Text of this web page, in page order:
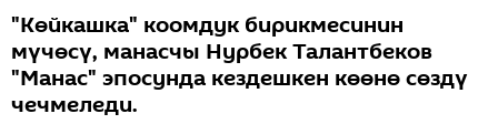
"Көйкашка" коомдук бирикмесинин
мүчөсү, манасчы Нурбек Талантбеков
"Манас" эпосунда кездешкен көөнө сөздү
чечмеледи.